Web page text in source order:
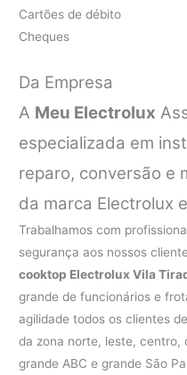
Cartões de débito
Cheques
Da Empresa
A Meu Electrolux
especializada em
reparo, conversão e
da marca Electrolux
Trabalhamos com
segurança aos nossos
cooktop Electrolux Vila
grande de funcionários e
agilidade todos os clientes
da zona norte, leste, centro,
grande ABC e grande São